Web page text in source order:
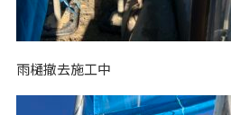
雨樋撤去施工中